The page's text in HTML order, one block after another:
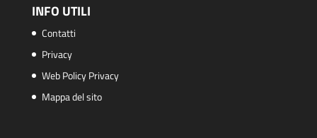
INFO UTILI
Contatti
Privacy
Web Policy Privacy
Mappa del sito